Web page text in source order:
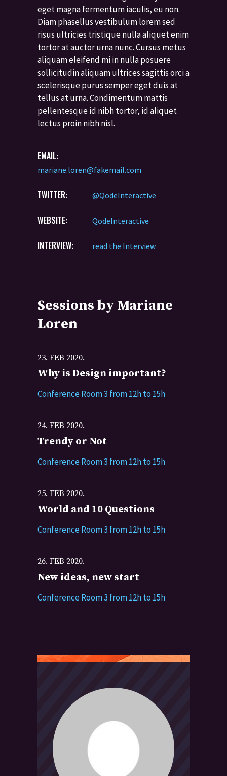
eget magna fermentum iaculis, eu non.
Diam phasellus vestibulum lorem sed
risus ultricies tristique nulla aliquet enim
tortor at auctor urna nunc. Cursus metus
aliquam eleifend mi in nulla posuere
sollicitudin aliquam ultrices sagittis orci a
scelerisque purus semper eget duis at
tellus at urna. Condimentum mattis
pellentesque id nibh tortor, id aliquet
lectus proin nibh nisl.
EMAIL:
mariane.loren@fakemail.com
TWITTER: @QodeInteractive
WEBSITE: QodeInteractive
INTERVIEW: read the Interview
Sessions by Mariane
Loren
23. FEB 2020.
Why is Design important?
Conference Room 3 from 12h to 15h
24. FEB 2020.
Trendy or Not
Conference Room 3 from 12h to 15h
25. FEB 2020.
World and 10 Questions
Conference Room 3 from 12h to 15h
26. FEB 2020.
New ideas, new start
Conference Room 3 from 12h to 15h